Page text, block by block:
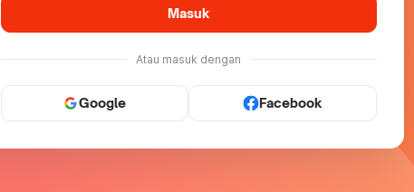
Masuk
Atau masuk dengan
Google Facebook